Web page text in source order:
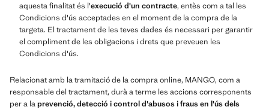
aquesta finalitat és l'execució d'un contracte, entès com a tal les
Condicions d'ús acceptades en el moment de la compra de la
targeta. El tractament de les teves dades és necessari per garantir
el compliment de les obligacions i drets que preveuen les
Condicions d'ús.
Relacionat amb la tramitació de la compra online, MANGO, com a
responsable del tractament, durà a terme les accions corresponents
per a laprevenció, detecció i control d'abusos i fraus en l'ús dels